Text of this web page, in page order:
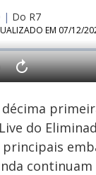
| Do R7
EM 07/12/
do